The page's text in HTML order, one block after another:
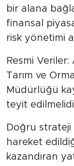
bir alana
finansal
risk yönetimi
Resmi Veriler:
Tarım ve
Müdürlüğü
teyit
Doğru strateji
hareket
kazandıran